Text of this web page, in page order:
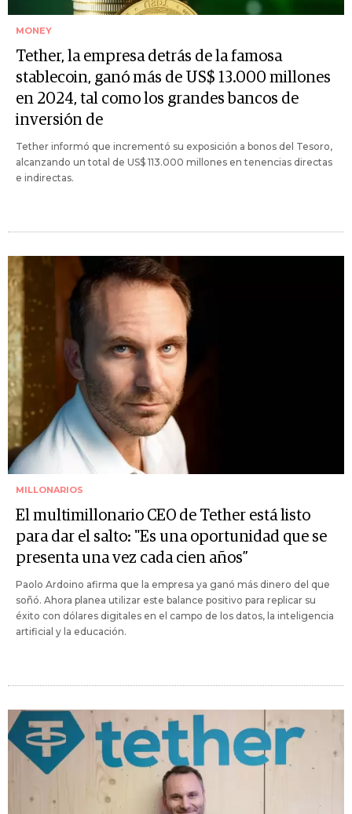
MONEY
Tether, la empresa detrás de la famosa
stablecoin, ganó más de US$ 13.000 millones
en 2024, tal como los grandes bancos de
inversión de
Tether informó que incrementó su exposición a bonos del Tesoro,
alcanzando un total de US$ 113.000 millones en tenencias directas
e indirectas.
MILLONARIOS
El multimillonario CEO de Tether está listo
para dar el salto: "Es una oportunidad que se
presenta una vez cada cien años”
Paolo Ardoino afirma que la empresa ya ganó más dinero del que
soñó. Ahora planea utilizar este balance positivo para replicar su
éxito con dólares digitales en el campo de los datos, la inteligencia
artificial y la educación.